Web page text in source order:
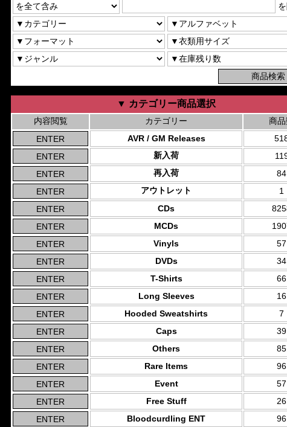
▼ カテゴリー商品選択
内容閲覧 カテゴリー
商品
AVR / GM Releases
新入荷
再入荷
84
アウトレット
1
CDs
MCDs
Vinyls
57
DVDs
34
T-Shirts
66
Long Sleeves
16
Hooded Sweatshirts
7
Caps
39
Others
85
Rare Items
96
Event
57
Free Stuff
26
Bloodcurdling ENT
96